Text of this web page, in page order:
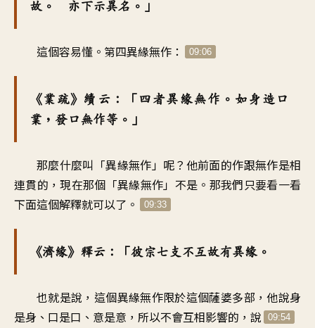
故。 亦下示異名。」
這個容易懂。第四異緣無作： 09:06
《業疏》續云：「四者異緣無作。如身造口
業，發口無作等。」
那麼什麼叫「異緣無作」呢？他前面的作跟無作是相
連貫的，現在那個「異緣無作」不是。那我們只要看一看
下面這個解釋就可以了。
09:33
《濟緣》釋云：「彼宗七支不互故有異緣。
也就是說，這個異緣無作限於這個薩婆多部，他說身
是身、口是口、意是意，所以不會互相影響的，說
09:54